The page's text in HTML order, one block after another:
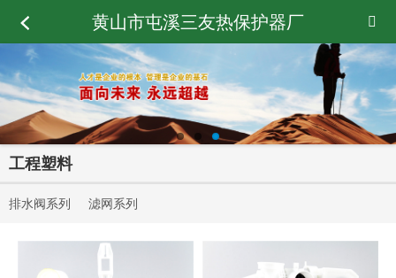
黄山市屯溪三友热保护器厂
工程塑料
排水阀系列 滤网系列